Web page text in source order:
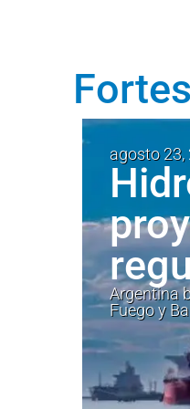
agosto 23,
Argentina
Fuego y